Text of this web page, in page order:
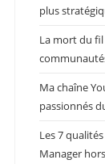
plus
La mort du fil
Ma chaîne
passionnés
Les 7
Manager